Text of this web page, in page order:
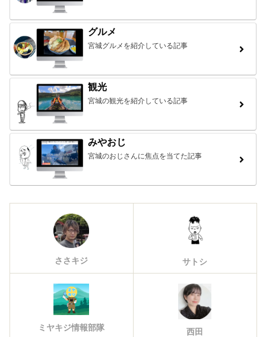
グルメ
宮城グルメを紹介している記事
観光
宮城の観光を紹介している記事
みやおじ
宮城のおじさんに焦点を当てた記事
ささキジ サトシ
ミヤキジ情報部隊 西田